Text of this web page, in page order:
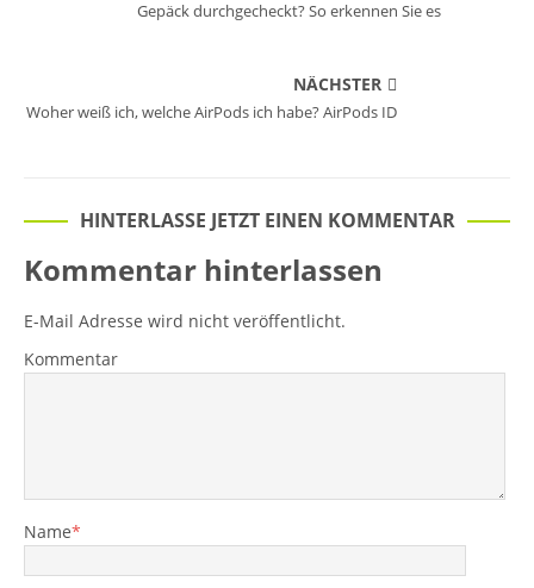
Gepäck durchgecheckt? So erkennen Sie es
NÄCHSTER
Woher weiß ich, welche AirPods ich habe? AirPods ID
HINTERLASSE JETZT EINEN KOMMENTAR
Kommentar hinterlassen
E-Mail Adresse wird nicht veröffentlicht.
Kommentar
Name*